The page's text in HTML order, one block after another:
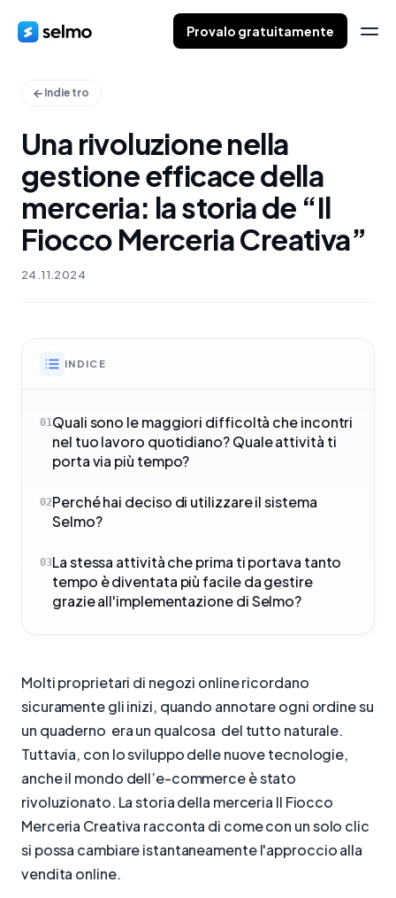
Provalo gratuitamente
Indietro
Una rivoluzione nella
gestione efficace della
merceria: la storia de “Il
Fiocco Merceria Creativa”
24.11.2024
INDICE
01Quali sono le maggiori difficoltà che incontri
nel tuo lavoro quotidiano? Quale attività ti
porta via più tempo?
02Perché hai deciso di utilizzare il sistema
Selmo?
03La stessa attività che prima ti portava tanto
tempo è diventata più facile da gestire
grazie all'implementazione di Selmo?
Molti proprietari di negozi online ricordano
sicuramente gli inizi, quando annotare ogni ordine su
un quaderno era un qualcosa del tutto naturale.
Tuttavia, con lo sviluppo delle nuove tecnologie,
anche il mondo dell’e-commerce è stato
rivoluzionato. La storia della merceria Il Fiocco
Merceria Creativa racconta di come con un solo clic
si possa cambiare istantaneamente l'approccio alla
vendita online.